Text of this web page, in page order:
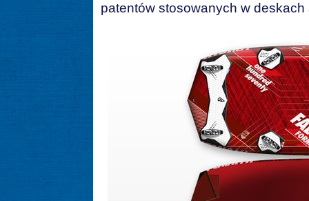
patentów stosowanych w deskach